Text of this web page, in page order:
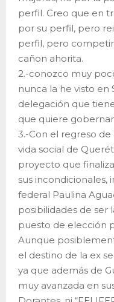
perfil. Creo que en
por su perfil, pero
perfil, pero
cañon ahorita.
2.-conozco muy
nunca la he visto en
delegación que
que quiere
3.-Con el regreso
vida social de
proyecto que
sus incondicionales,
federal Paulina
posibilidades de ser
puesto de elección
Aunque
el destino de la ex
ya que además de
muy avanzada en